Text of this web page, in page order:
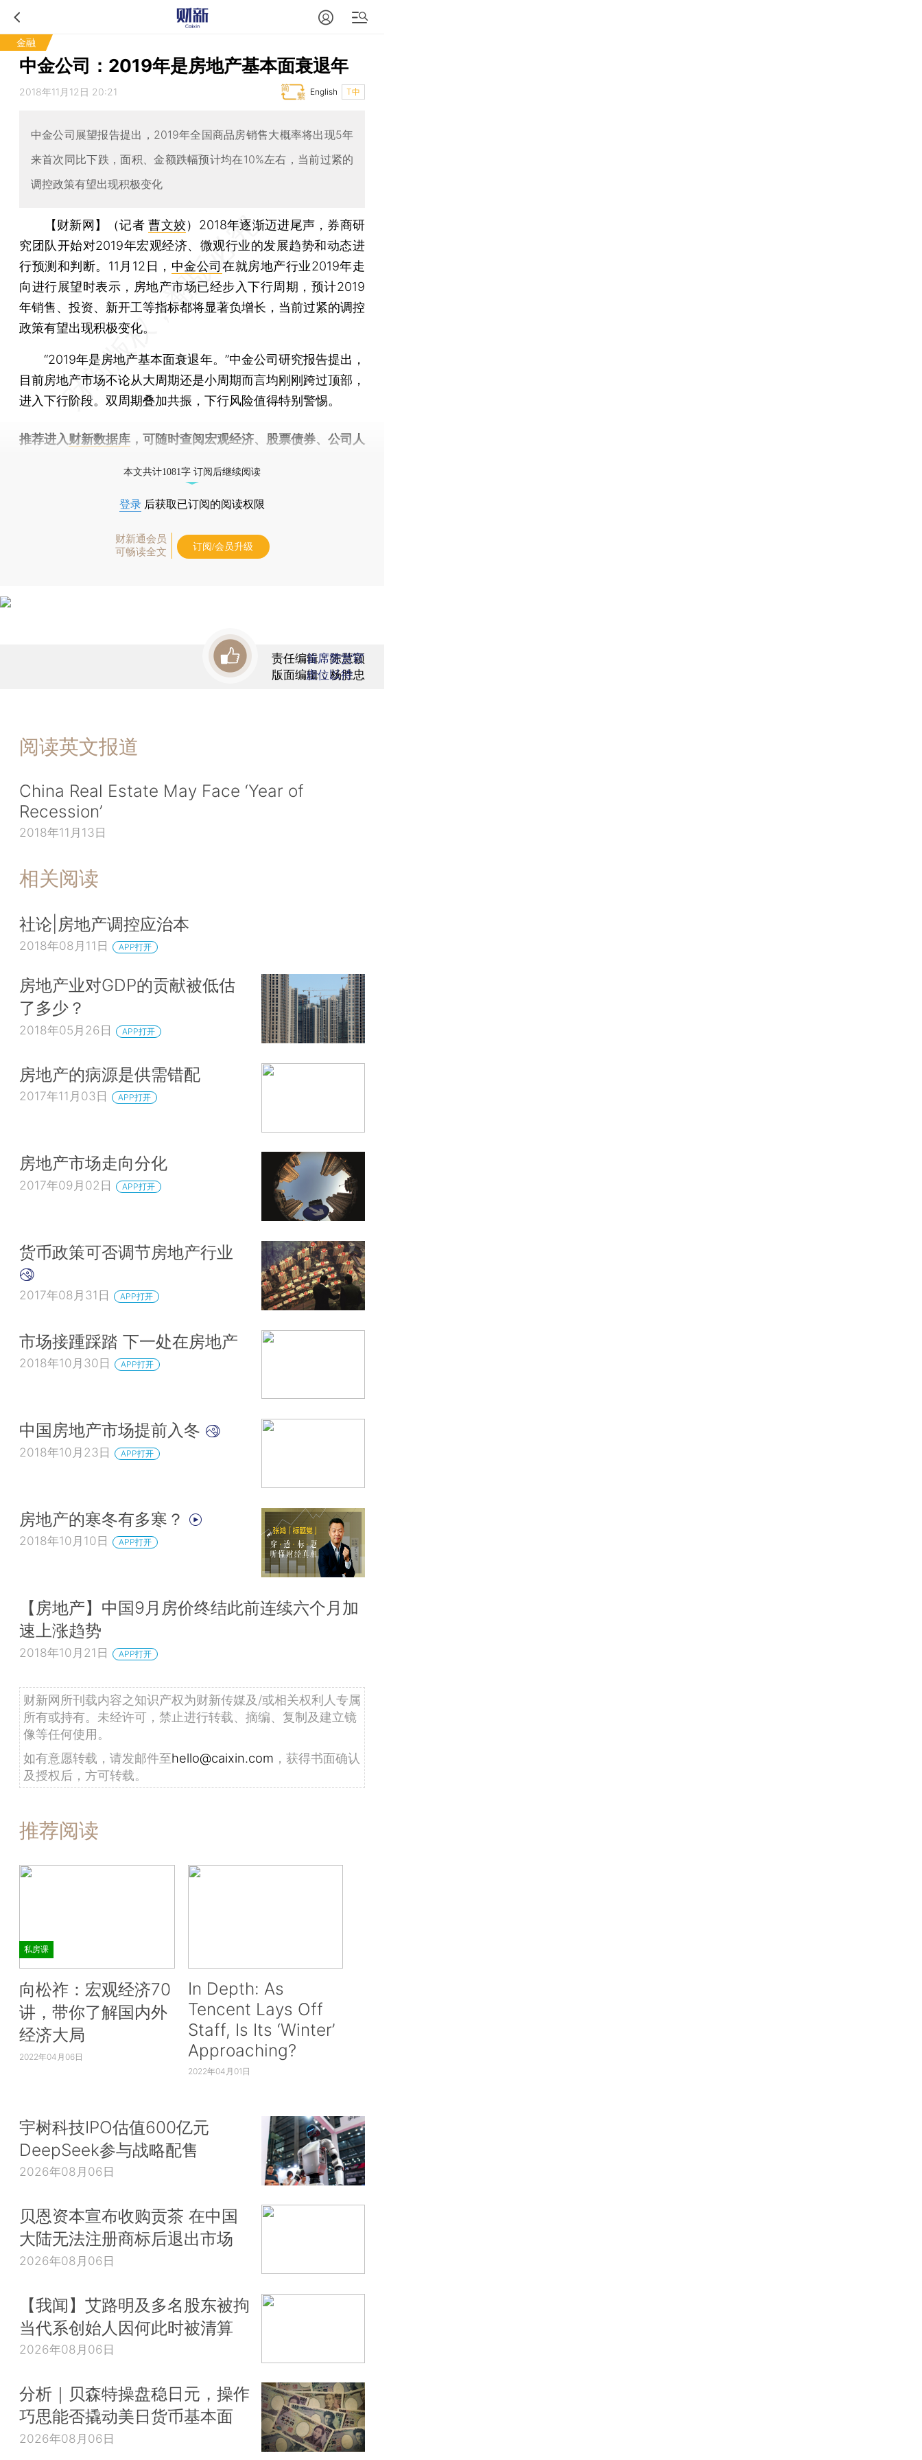
金融
中金公司：2019年是房地产基本面衰退年
2018年11月12日 20:21 T中
English
中金公司展望报告提出，2019年全国商品房销售大概率将出现5年
来首次同比下跌，面积、金额跌幅预计均在10%左右，当前过紧的
调控政策有望出现积极变化
【财新网】（记者曹文姣） 2018年逐渐迈进尾声，券商研
究团队开始对2019年宏观经济、微观行业的发展趋势和动态进
行预测和判断。11月12日， 中金公司在就房地产行业2019年走
向进行展望时表示，房地产市场已经步入下行周期，预计2019
年销售、投资、新开工等指标都将显著负增长，当前过紧的调控
政策有望出现积极变化。
“2019年是房地产基本面衰退年。”中金公司研究报告提出，
目前房地产市场不论从大周期还是小周期而言均刚刚跨过顶部，
进入下行阶段。双周期叠加共振，下行风险值得特别警惕。
推荐进入财新数据库 ，可随时查阅宏观经济、股票债券、公司人
本文共计1081字 订阅后继续阅读
登录 后获取已订阅的阅读权限
财新通会员
可畅读全文
订阅/会员升级
责任编辑：陈慧颖
版面编辑：杨胜忠
首席赞赏官
虚位以待
阅读英文报道
China Real Estate May Face ‘Year of
Recession’
2018年11月13日
相关阅读
社论|房地产调控应治本
2018年08月11日 APP打开
房地产业对GDP的贡献被低估
了多少？
2018年05月26日 APP打开
房地产的病源是供需错配
2017年11月03日 APP打开
房地产市场走向分化
2017年09月02日 APP打开
货币政策可否调节房地产行业
2017年08月31日 APP打开
市场接踵踩踏 下一处在房地产
2018年10月30日 APP打开
中国房地产市场提前入冬
2018年10月23日 APP打开
房地产的寒冬有多寒？
2018年10月10日 APP打开
【房地产】中国9月房价终结此前连续六个月加
速上涨趋势
2018年10月21日 APP打开
财新网所刊载内容之知识产权为财新传媒及/或相关权利人专属
所有或持有。未经许可，禁止进行转载、摘编、复制及建立镜
像等任何使用。
如有意愿转载，请发邮件至hello@caixin.com ，获得书面确认
及授权后，方可转载。
推荐阅读
私房课
向松祚：宏观经济70
讲，带你了解国内外
经济大局
2022年04月06日
In Depth: As
Tencent Lays Off
Staff, Is Its ‘Winter’
Approaching?
2022年04月01日
宇树科技IPO估值600亿元
DeepSeek参与战略配售
2026年08月06日
贝恩资本宣布收购贡茶 在中国
大陆无法注册商标后退出市场
2026年08月06日
【我闻】艾路明及多名股东被拘
当代系创始人因何此时被清算
2026年08月06日
分析｜贝森特操盘稳日元，操作
巧思能否撬动美日货币基本面
2026年08月06日